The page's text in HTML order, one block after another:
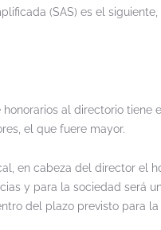
(SAS) es el
honorarios al directorio
el que fuere mayor.
en cabeza del director el
y para la sociedad será
del plazo previsto para